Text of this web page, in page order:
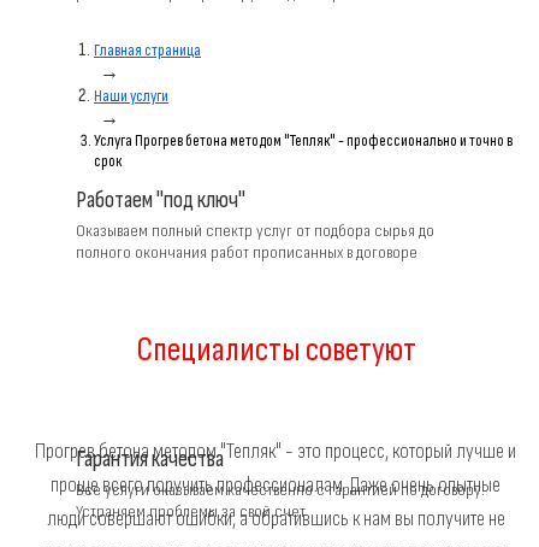
Работаем "под ключ"
Оказываем полный спектр услуг от подбора сырья до
полного окончания работ прописанных в договоре
Гарантия качества
Все услуги оказываем качественно с гарантией по договору.
Устраняем проблемы за свой счет
Главная страница
→
Наши услуги
→
Услуга Прогрев бетона методом "Тепляк" - профессионально и точно в
срок
Специалисты советуют
Прогрев бетона методом "Тепляк" - это процесс, который лучше и
проще всего поручить профессионалам. Даже очень опытные
люди совершают ошибки, а обратившись к нам вы получите не